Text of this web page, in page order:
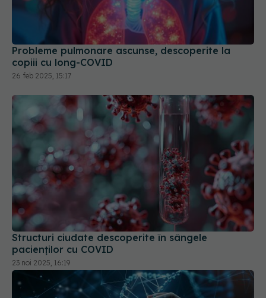
Probleme pulmonare ascunse, descoperite la
copiii cu long-COVID
26 feb 2025, 15:17
Structuri ciudate descoperite în sângele
pacienților cu COVID
23 noi 2025, 16:19